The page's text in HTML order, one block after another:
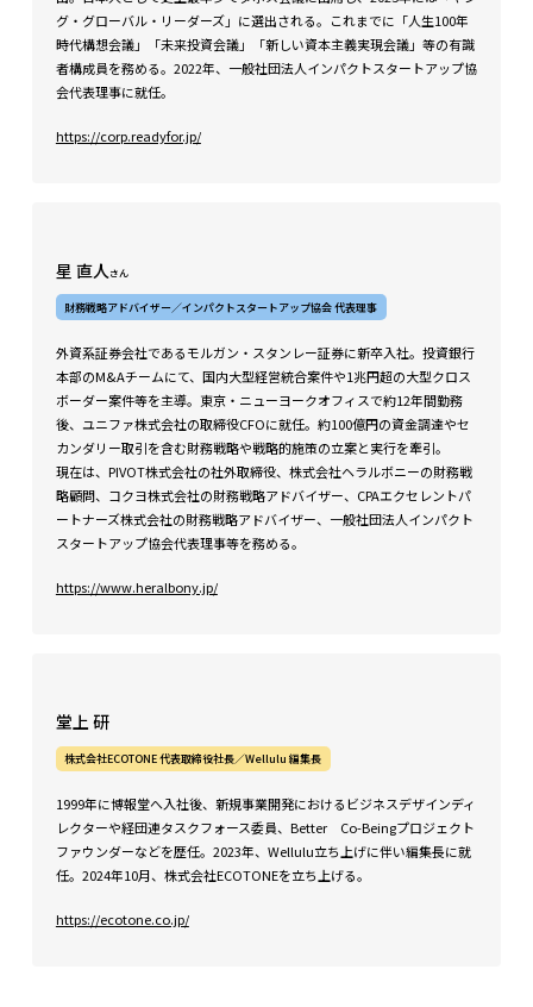
グ・グローバル・リーダーズ」に選出される。これまでに「人生100年
時代構想会議」「未来投資会議」「新しい資本主義実現会議」等の有識
者構成員を務める。2022年、一般社団法人インパクトスタートアップ協
会代表理事に就任。
https://corp.readyfor.jp/
星 直人 さん
財務戦略アドバイザー／インパクトスタートアップ協会 代表理事
外資系証券会社であるモルガン・スタンレー証券に新卒入社。投資銀行
本部のM&Aチームにて、国内大型経営統合案件や1兆円超の大型クロス
ボーダー案件等を主導。東京・ニューヨークオフィスで約12年間勤務
後、ユニファ株式会社の取締役CFOに就任。約100億円の資金調達やセ
カンダリー取引を含む財務戦略や戦略的施策の立案と実行を牽引。
現在は、PIVOT株式会社の社外取締役、株式会社ヘラルボニーの財務戦
略顧問、コクヨ株式会社の財務戦略アドバイザー、CPAエクセレントパ
ートナーズ株式会社の財務戦略アドバイザー、一般社団法人インパクト
スタートアップ協会代表理事等を務める。
https://www.heralbony.jp/
堂上 研
株式会社ECOTONE 代表取締役社長／Wellulu 編集長
1999年に博報堂へ入社後、新規事業開発におけるビジネスデザインディ
レクターや経団連タスクフォース委員、Better Co-Beingプロジェクト
ファウンダーなどを歴任。2023年、Wellulu立ち上げに伴い編集長に就
任。2024年10月、株式会社ECOTONEを立ち上げる。
https://ecotone.co.jp/